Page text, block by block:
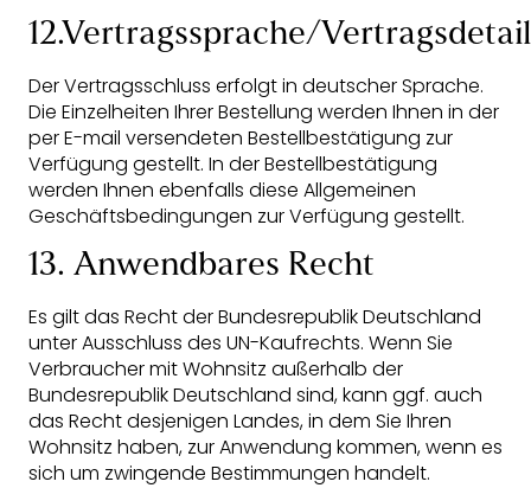
12.Vertragssprache/
Der Vertragsschluss erfolgt in deutscher Sprache.
Die Einzelheiten Ihrer Bestellung werden Ihnen in der
per E-mail versendeten Bestellbestätigung zur
Verfügung gestellt. In der Bestellbestätigung
werden Ihnen ebenfalls diese Allgemeinen
Geschäftsbedingungen zur Verfügung gestellt.
13. Anwendbares Recht
Es gilt das Recht der Bundesrepublik Deutschland
unter Ausschluss des UN-Kaufrechts. Wenn Sie
Verbraucher mit Wohnsitz außerhalb der
Bundesrepublik Deutschland sind, kann ggf. auch
das Recht desjenigen Landes, in dem Sie Ihren
Wohnsitz haben, zur Anwendung kommen, wenn es
sich um zwingende Bestimmungen handelt.